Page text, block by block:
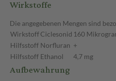
Wirkstoffe
Die angegebenen Mengen sind
WirkstoffCiclesonid 160
Hilfsstoff Norfluran +
Hilfsstoff Ethanol 4,7 mg
Aufbewahrung